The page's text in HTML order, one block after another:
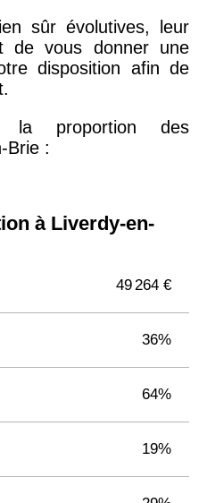
sûr évolutives, leur
de vous donner une
disposition afin de
la proportion des
Brie :
à Liverdy-en-
49 264 €
36%
64%
19%